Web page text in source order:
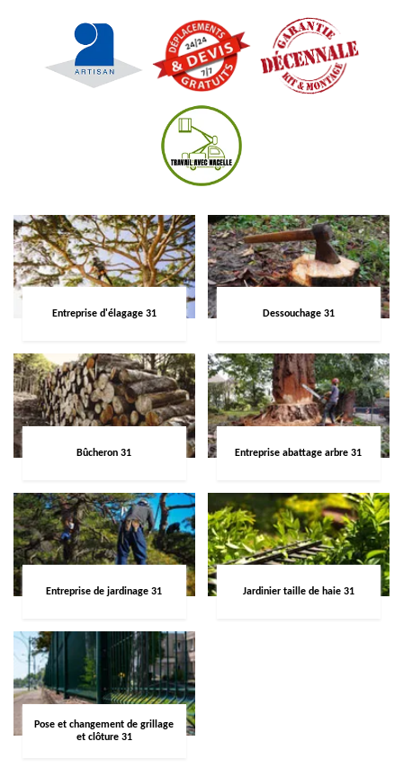
Entreprise d'élagage 31 Dessouchage 31
Bûcheron 31 Entreprise abattage arbre 31
Entreprise de jardinage 31 Jardinier taille de haie 31
Pose et changement de grillage
et clôture 31